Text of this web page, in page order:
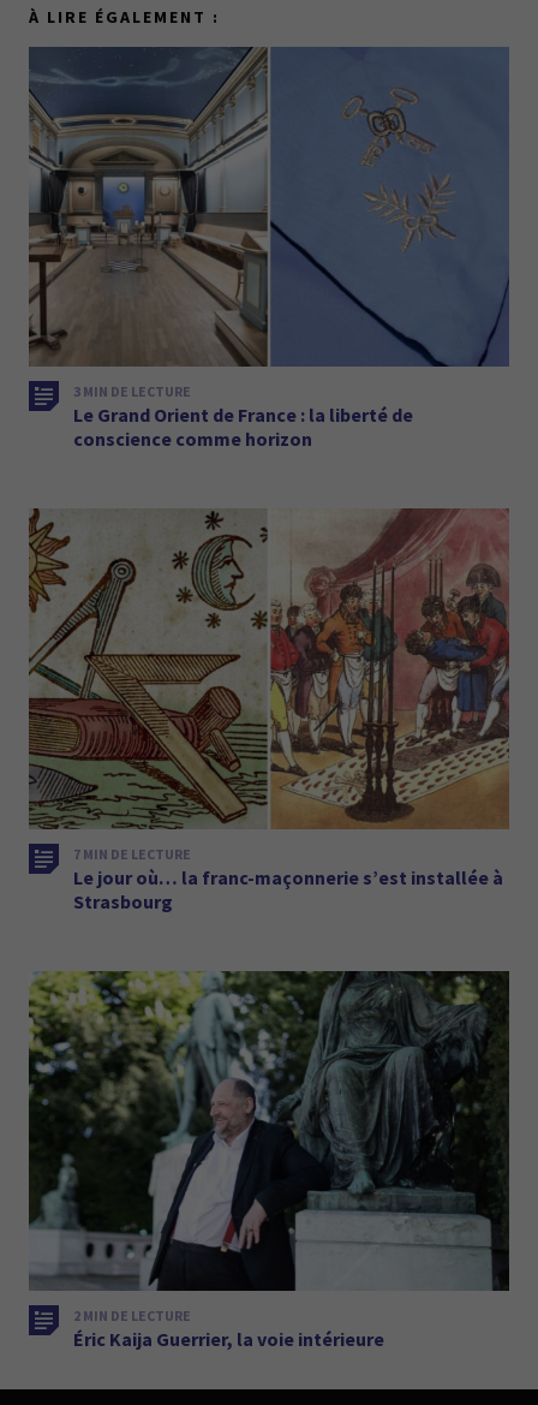
À LIRE ÉGALEMENT :
3 MIN DE LECTURE
Le Grand Orient de France : la liberté de
conscience comme horizon
7 MIN DE LECTURE
Le jour où… la franc-maçonnerie s’est installée à
Strasbourg
2 MIN DE LECTURE
Éric Kaija Guerrier, la voie intérieure